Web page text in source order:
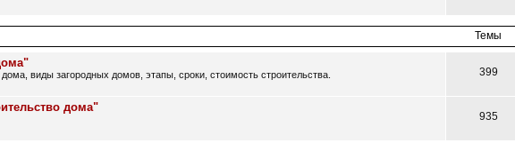
Темы
виды загородных домов, этапы, сроки, стоимость строительства.
399
дома"
935